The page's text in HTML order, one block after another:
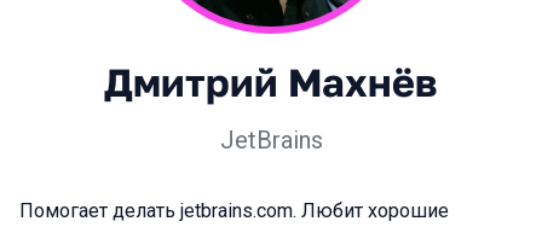
Дмитрий Махнёв
JetBrains
Помогает делать jetbrains.com. Любит хорошие